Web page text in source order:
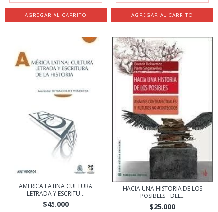
AMERICA LATINA CULTURA
LETRADA Y ESCRITU...
$45.000
HACIA UNA HISTORIA DE LOS
POSIBLES - DEL...
$25.000